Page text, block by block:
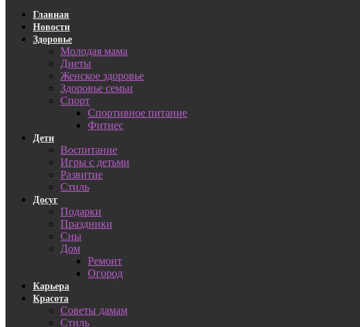
Главная
Новости
Здоровье
Молодая мама
Диеты
Женское здоровье
Здоровье семьи
Спорт
Спортивное питание
Фитнес
Дети
Воспитание
Игры с детьми
Развитие
Стиль
Досуг
Подарки
Праздники
Сны
Дом
Ремонт
Огород
Карьера
Красота
Советы дамам
Стиль